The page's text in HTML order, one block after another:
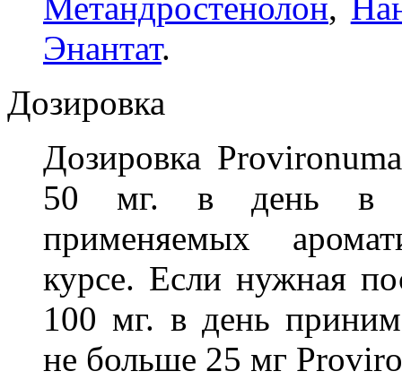
Метандростенолон,
Энантат.
Дозировка
Дозировка
50 мг. в день в
применяемых
курсе. Если нужная
100 мг. в день
не больше 25 мг